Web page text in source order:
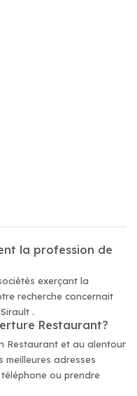
la profession de
exerçant la
recherche concernait
.
Restaurant?
Restaurant et au alentour
meilleures adresses
ou prendre